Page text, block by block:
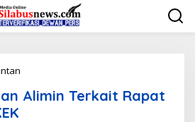
w
Alimin Terkait Rapat